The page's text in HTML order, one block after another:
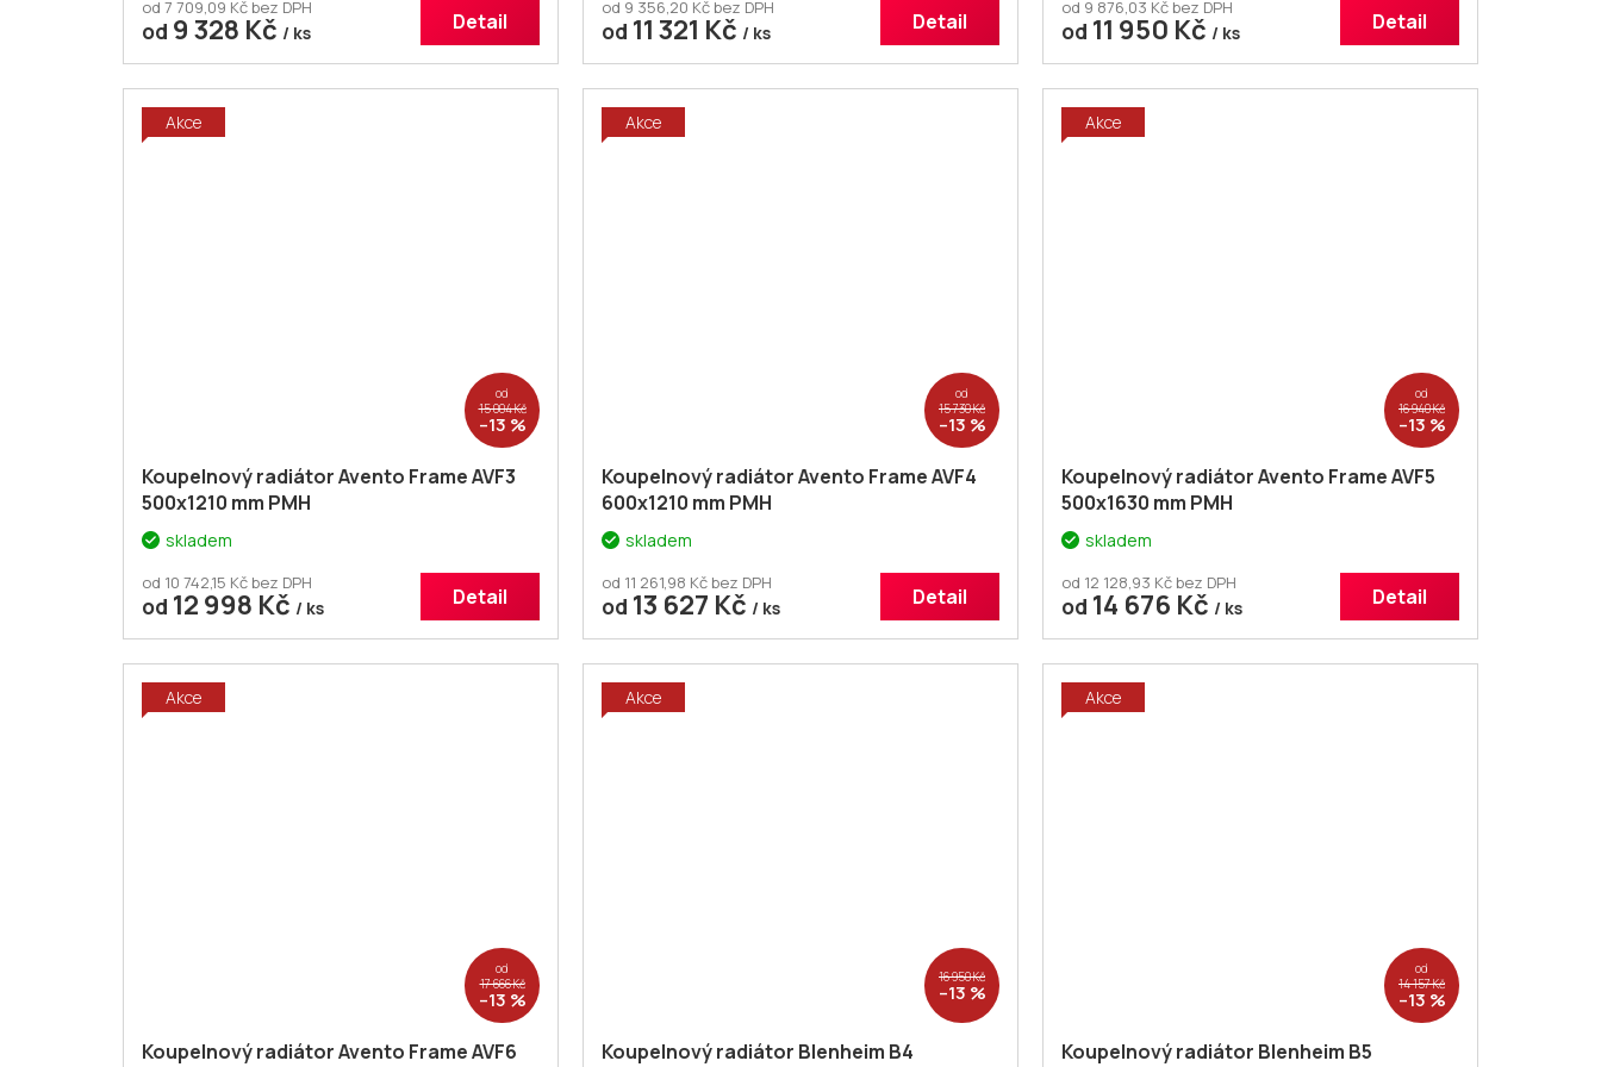
od 7 709,09 Kč bez DPH
od 9 328 Kč / ks Detail
od 9 356,20 Kč bez DPH
od 11 321 Kč / ks Detail
od 9 876,03 Kč bez DPH
od 11 950 Kč / ks Detail
Akce
od
15 004 Kč
–13 %
Koupelnový radiátor Avento Frame AVF3
500x1210 mm PMH
skladem
od 10 742,15 Kč bez DPH
od 12 998 Kč / ks Detail
Akce
od
15 730 Kč
–13 %
Koupelnový radiátor Avento Frame AVF4
600x1210 mm PMH
skladem
od 11 261,98 Kč bez DPH
od 13 627 Kč / ks Detail
Akce
od
16 940 Kč
–13 %
Koupelnový radiátor Avento Frame AVF5
500x1630 mm PMH
skladem
od 12 128,93 Kč bez DPH
od 14 676 Kč / ks Detail
Akce
od
17 666 Kč
–13 %
Koupelnový radiátor Avento Frame AVF6
Akce
16 950 Kč
–13 %
Koupelnový radiátor Blenheim B4
Akce
od
14 157 Kč
–13 %
Koupelnový radiátor Blenheim B5